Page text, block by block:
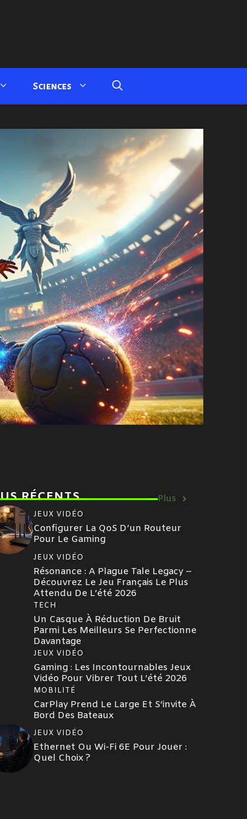
Sciences
RÉCENTS Plus
JEUX VIDÉO
Configurer La QoS D’un Routeur
Pour Le Gaming
JEUX VIDÉO
Résonance : A Plague Tale Legacy –
Découvrez Le Jeu Français Le Plus
Attendu De L’été 2026
TECH
Un Casque À Réduction De Bruit
Parmi Les Meilleurs Se Perfectionne
Davantage
JEUX VIDÉO
Gaming : Les Incontournables Jeux
Vidéo Pour Vibrer Tout L’été 2026
MOBILITÉ
CarPlay Prend Le Large Et S’invite À
Bord Des Bateaux
JEUX VIDÉO
Ethernet Ou Wi-Fi 6E Pour Jouer :
Quel Choix ?